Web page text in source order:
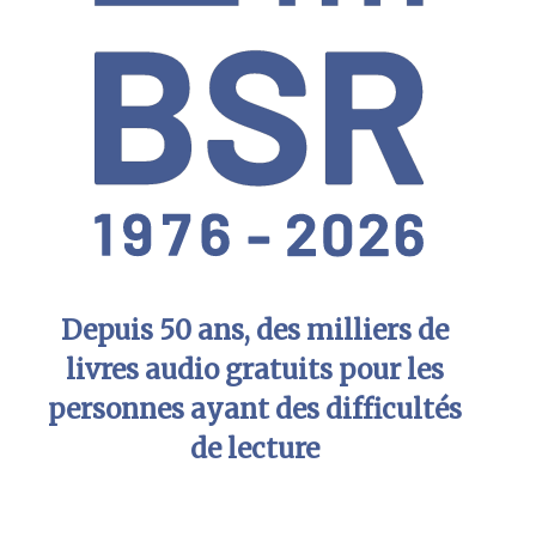
Depuis 50 ans, des milliers de
livres audio gratuits pour les
personnes ayant des difficultés
de lecture